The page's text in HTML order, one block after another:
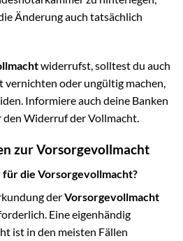
Änderung auch tatsächlich
widerrufst, solltest du auch
vernichten oder ungültig machen,
Informiere auch deine Banken
den Widerruf der Vollmacht.
zur Vorsorgevollmacht
die Vorsorgevollmacht?
derVorsorgevollmacht
Eine eigenhändig
ist in den meisten Fällen